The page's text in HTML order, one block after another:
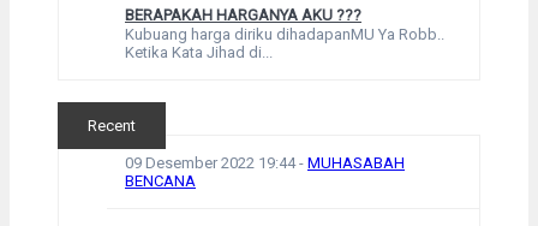
BERAPAKAH HARGANYA AKU ???
Kubuang harga diriku dihadapanMU Ya Robb..
Ketika Kata Jihad di...
Recent
09 Desember 2022 19:44- MUHASABAH
BENCANA